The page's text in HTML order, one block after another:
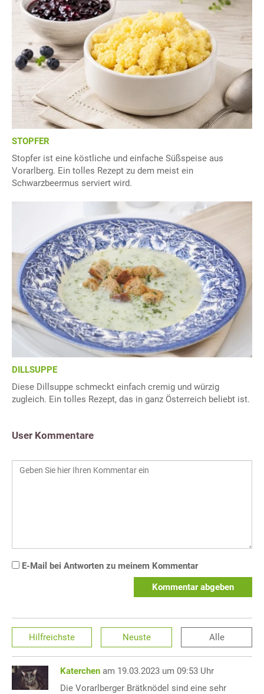
STOPFER
Stopfer ist eine köstliche und einfache Süßspeise aus
Vorarlberg. Ein tolles Rezept zu dem meist ein
Schwarzbeermus serviert wird.
DILLSUPPE
Diese Dillsuppe schmeckt einfach cremig und würzig
zugleich. Ein tolles Rezept, das in ganz Österreich beliebt ist.
User Kommentare
E-Mail bei Antworten zu meinem Kommentar
Kommentar abgeben
Hilfreichste Neuste Alle
Katerchen am 19.03.2023 um 09:53 Uhr
Die Vorarlberger Brätknödel sind eine sehr